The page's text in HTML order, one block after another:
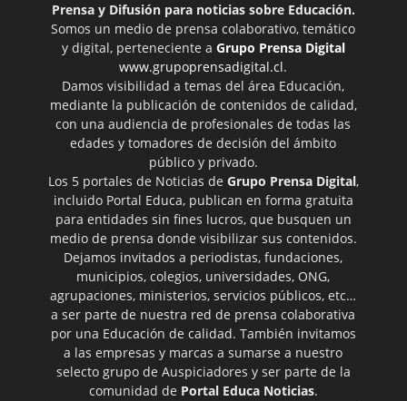
Prensa y Difusión para noticias sobre Educación.
Somos un medio de prensa colaborativo, temático
y digital, perteneciente a Grupo Prensa Digital
www.grupoprensadigital.cl.
Damos visibilidad a temas del área Educación,
mediante la publicación de contenidos de calidad,
con una audiencia de profesionales de todas las
edades y tomadores de decisión del ámbito
público y privado.
Los 5 portales de Noticias de Grupo Prensa Digital,
incluido Portal Educa, publican en forma gratuita
para entidades sin fines lucros, que busquen un
medio de prensa donde visibilizar sus contenidos.
Dejamos invitados a periodistas, fundaciones,
municipios, colegios, universidades, ONG,
agrupaciones, ministerios, servicios públicos, etc…
a ser parte de nuestra red de prensa colaborativa
por una Educación de calidad. También invitamos
a las empresas y marcas a sumarse a nuestro
selecto grupo de Auspiciadores y ser parte de la
comunidad de Portal Educa Noticias.